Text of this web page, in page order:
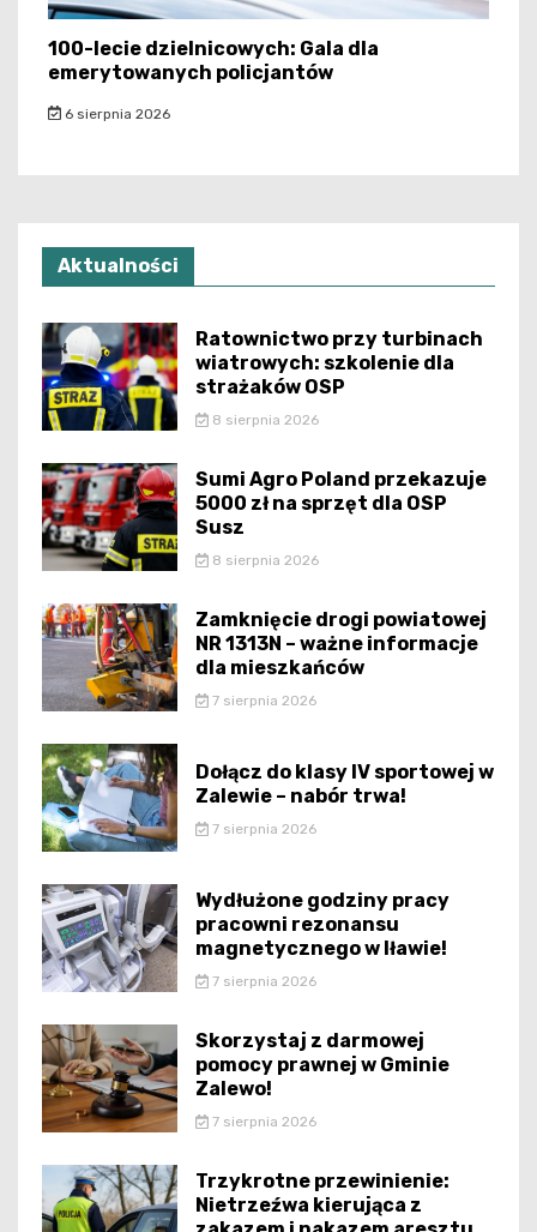
100-lecie dzielnicowych: Gala dla
emerytowanych policjantów
6 sierpnia 2026
Aktualności
Ratownictwo przy turbinach
wiatrowych: szkolenie dla
strażaków OSP
8 sierpnia 2026
Sumi Agro Poland przekazuje
5000 zł na sprzęt dla OSP
Susz
8 sierpnia 2026
Zamknięcie drogi powiatowej
NR 1313N – ważne informacje
dla mieszkańców
7 sierpnia 2026
Dołącz do klasy IV sportowej w
Zalewie – nabór trwa!
7 sierpnia 2026
Wydłużone godziny pracy
pracowni rezonansu
magnetycznego w Iławie!
7 sierpnia 2026
Skorzystaj z darmowej
pomocy prawnej w Gminie
Zalewo!
7 sierpnia 2026
Trzykrotne przewinienie:
Nietrzeźwa kierująca z